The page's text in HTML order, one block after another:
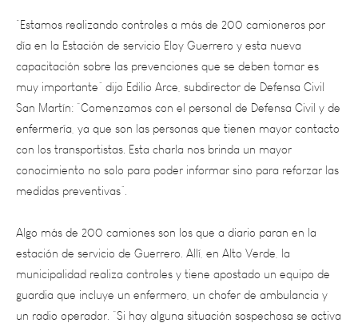
día en la Estación de servicio Eloy Guerrero y esta nueva
capacitación sobre las prevenciones que se deben tomar es
muy importante” dijo Edilio Arce, subdirector de Defensa Civil
San Martín: “Comenzamos con el personal de Defensa Civil y de
enfermería, ya que son las personas que tienen mayor contacto
con los transportistas. Esta charla nos brinda un mayor
conocimiento no solo para poder informar sino para reforzar las
medidas preventivas”.
Algo más de 200 camiones son los que a diario paran en la
estación de servicio de Guerrero. Allí, en Alto Verde, la
municipalidad realiza controles y tiene apostado un equipo de
guardia que incluye un enfermero, un chofer de ambulancia y
un radio operador. “Si hay alguna situación sospechosa se activa
el protocolo de 911 y automáticamente se realiza la evacuación